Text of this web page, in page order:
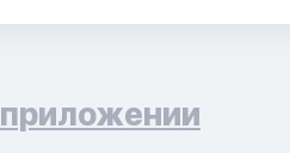
приложении